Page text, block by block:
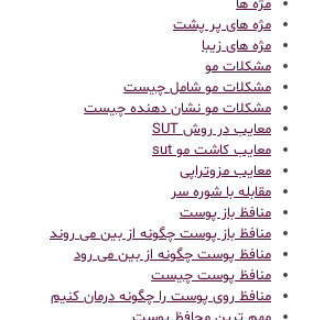
مژه ها
مژه های پر پشت
مژه های زیبا
مشکلات مو
مشکلات مو شامل چیست
مشکلات مو نشان دهنده چیست
معایب در روش SUT
معایب کاشت مو sut
معایب مزوتراپی
مقابله با شوره سر
منافظ باز پوست
منافظ باز پوست چگونه از بین می روند
منافظ پوست چگونه از بین می رود
منافظ پوست چیست
منافظ روی پوست را چگونه درمان کنیم